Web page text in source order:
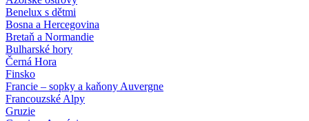
Benelux s dětmi
Bosna a Hercegovina
Bretaň a Normandie
Bulharské hory
Černá Hora
Finsko
Francie – sopky a kaňony Auvergne
Francouzské Alpy
Gruzie